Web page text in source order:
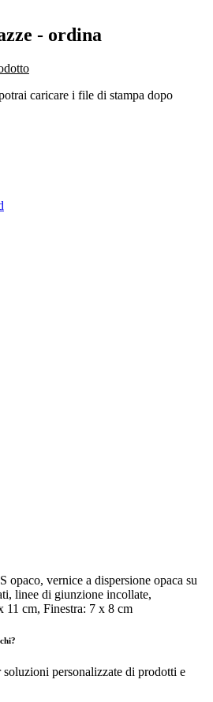
- ordina
caricare i file di stampa dopo
opaco, vernice a dispersione opaca su
linee di giunzione incollate,
11 cm, Finestra: 7 x 8 cm
personalizzate di prodotti e